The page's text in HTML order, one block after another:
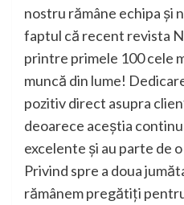
nostru rămâne echipa și
faptul că recent revista
printre primele 100 cele
muncă din lume!
pozitiv direct asupra
deoarece aceștia
excelente și au parte de
Privind spre a doua
rămânem pregătiți